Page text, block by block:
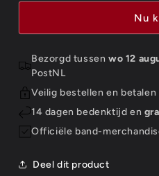
Back
the
USSR
(Iron
On)
Patch:
Back
the
(Iron
On)
Nu
Bezorgd tussen wo 12
PostNL
Veilig bestellen en betalen
14 dagen bedenktijd en
Officiële band-
Deel dit product